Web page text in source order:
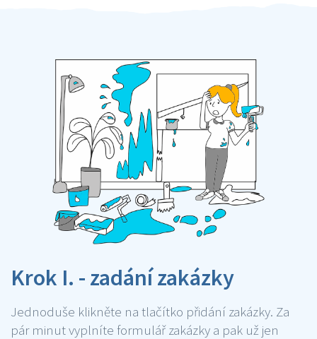
Krok I. - zadání zakázky
Jednoduše klikněte na tlačítko přidání zakázky. Za
pár minut vyplníte formulář zakázky a pak už jen